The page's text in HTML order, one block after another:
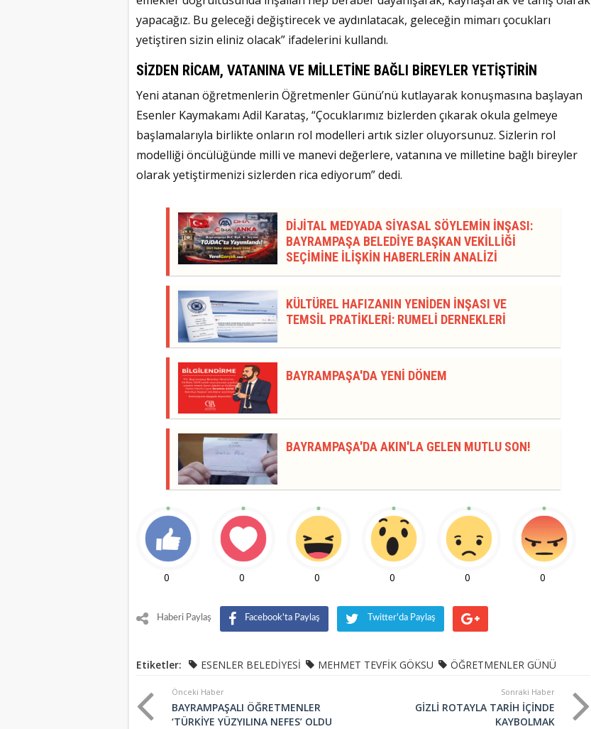
yapacağız. Bu geleceği değiştirecek ve aydınlatacak, geleceğin mimarı çocukları
yetiştiren sizin eliniz olacak” ifadelerini kullandı.
SİZDEN RİCAM, VATANINA VE MİLLETİNE BAĞLI BİREYLER YETİŞTİRİN
Yeni atanan öğretmenlerin Öğretmenler Günü’nü kutlayarak konuşmasına başlayan
Esenler Kaymakamı Adil Karataş, “Çocuklarımız bizlerden çıkarak okula gelmeye
başlamalarıyla birlikte onların rol modelleri artık sizler oluyorsunuz. Sizlerin rol
modelliği öncülüğünde milli ve manevi değerlere, vatanına ve milletine bağlı bireyler
olarak yetiştirmenizi sizlerden rica ediyorum” dedi.
DİJİTAL MEDYADA SİYASAL SÖYLEMİN İNŞASI:
BAYRAMPAŞA BELEDİYE BAŞKAN VEKİLLİĞİ
SEÇİMİNE İLİŞKİN HABERLERİN ANALİZİ
KÜLTÜREL HAFIZANIN YENİDEN İNŞASI VE
TEMSİL PRATİKLERİ: RUMELİ DERNEKLERİ
BAYRAMPAŞA'DA YENİ DÖNEM
BAYRAMPAŞA'DA AKIN'LA GELEN MUTLU SON!
0 0 0 0 0 0
Haberi Paylaş Facebook'ta Paylaş Twitter'da Paylaş
Etiketler: ESENLER BELEDİYESİ MEHMET TEVFİK GÖKSU ÖĞRETMENLER GÜNÜ
Önceki Haber
BAYRAMPAŞALI ÖĞRETMENLER
‘TÜRKİYE YÜZYILINA NEFES’ OLDU
Sonraki Haber
GİZLİ ROTAYLA TARİH İÇİNDE
KAYBOLMAK